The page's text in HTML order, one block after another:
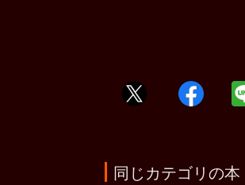
同じカテゴリの本